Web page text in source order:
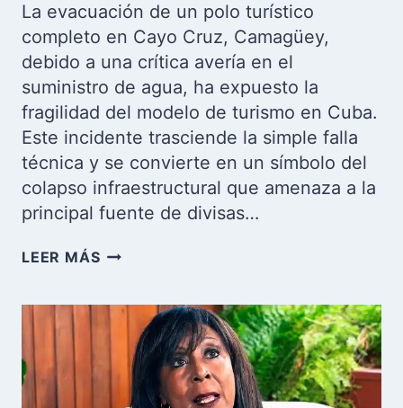
La evacuación de un polo turístico
completo en Cayo Cruz, Camagüey,
debido a una crítica avería en el
suministro de agua, ha expuesto la
fragilidad del modelo de turismo en Cuba.
Este incidente trasciende la simple falla
técnica y se convierte en un símbolo del
colapso infraestructural que amenaza a la
principal fuente de divisas…
LEER MÁSCRISIS
CRUZ:
EVACÚAN
TURISTAS
POR